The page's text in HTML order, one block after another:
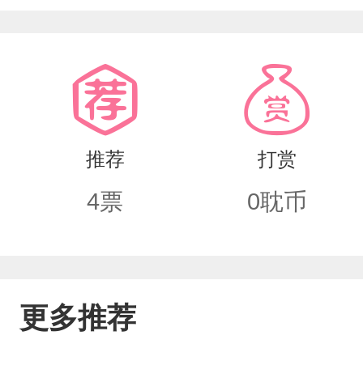
今现实给他当头一棒，他大梦初醒却
不等于她很幸福，她依旧渴望解脱，向
推荐
4票
打赏
0耽币
更多推荐